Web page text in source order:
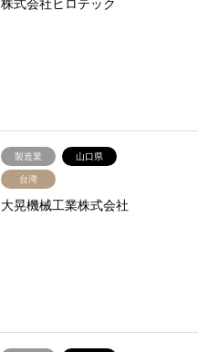
株式会社ヒロテック
製造業 山口県
台湾
大晃機械工業株式会社